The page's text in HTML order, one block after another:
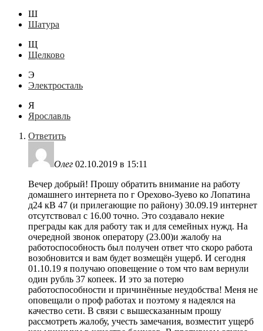
Ш
Шатура
Щ
Щелково
Э
Электросталь
Я
Ярославль
Ответить
Олег 02.10.2019 в 15:11
Вечер добрый! Прошу обратить внимание на работу
домашнего интернета по г Орехово-Зуево ко Лопатина
д24 кВ 47 (и прилегающие по району) 30.09.19 интернет
отсутствовал с 16.00 точно. Это создавало некие
преграды как для работу так и для семейных нужд. На
очередной звонок оператору (23.00)и жалобу на
работоспособность был получен ответ что скоро работа
возобновится и вам будет возмещён ущерб. И сегодня
01.10.19 я получаю оповещение о том что вам вернули
один рубль 37 копеек. И это за потерю
работоспособности и причинённые неудобства! Меня не
оповещали о проф работах и поэтому я надеялся на
качество сети. В связи с вышесказанным прошу
рассмотреть жалобу, учесть замечания, возместит ущерб